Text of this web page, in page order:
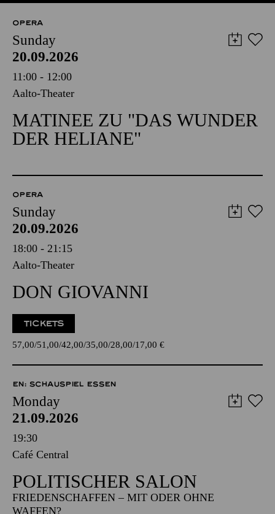
OPERA
Sunday
20.09.2026
11:00 - 12:00
Aalto-Theater
MATINEE ZU "DAS WUNDER
DER HELIANE"
OPERA
Sunday
20.09.2026
18:00 - 21:15
Aalto-Theater
DON GIOVANNI
TICKETS
57,00 51,00 42,00 35,00 28,00 17,00 €
EN: SCHAUSPIEL ESSEN
Monday
21.09.2026
19:30
Café Central
POLITISCHER SALON
FRIEDENSCHAFFEN – MIT ODER OHNE
WAFFEN?